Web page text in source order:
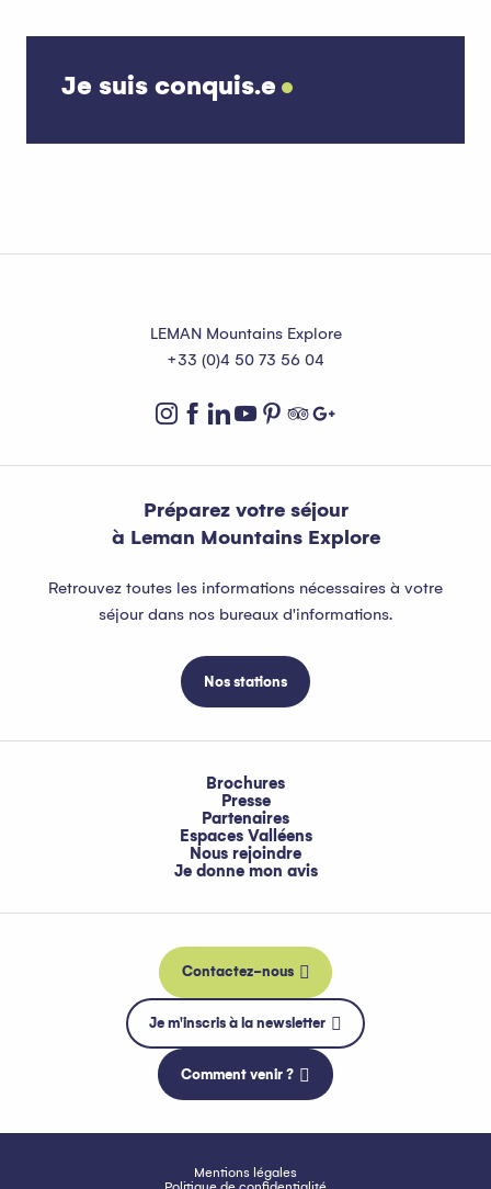
Je suis conquis.e
LEMAN Mountains Explore
+33 (0)4 50 73 56 04
Préparez votre séjour
à Leman Mountains Explore
Retrouvez toutes les informations nécessaires à votre
séjour dans nos bureaux d'informations.
Nos stations
Brochures
Presse
Partenaires
Espaces Valléens
Nous rejoindre
Je donne mon avis
Contactez-nous
Je m'inscris à la newsletter
Comment venir ?
Mentions légales